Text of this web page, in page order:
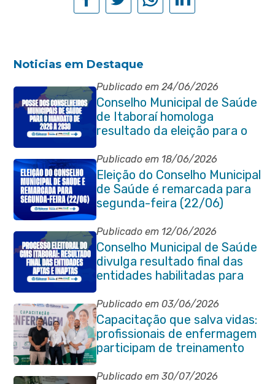
Noticias em Destaque
Publicado em 24/06/2026
Conselho Municipal de Saúde
de Itaboraí homologa
resultado da eleição para o
quadriênio 2026–2030
Publicado em 18/06/2026
Eleição do Conselho Municipal
de Saúde é remarcada para
segunda-feira (22/06)
Publicado em 12/06/2026
Conselho Municipal de Saúde
divulga resultado final das
entidades habilitadas para
eleição do quadriênio 2026-
2030
Publicado em 03/06/2026
Capacitação que salva vidas:
profissionais de enfermagem
participam de treinamento
em primeiros socorros em
Itaboraí
Publicado em 30/07/2026